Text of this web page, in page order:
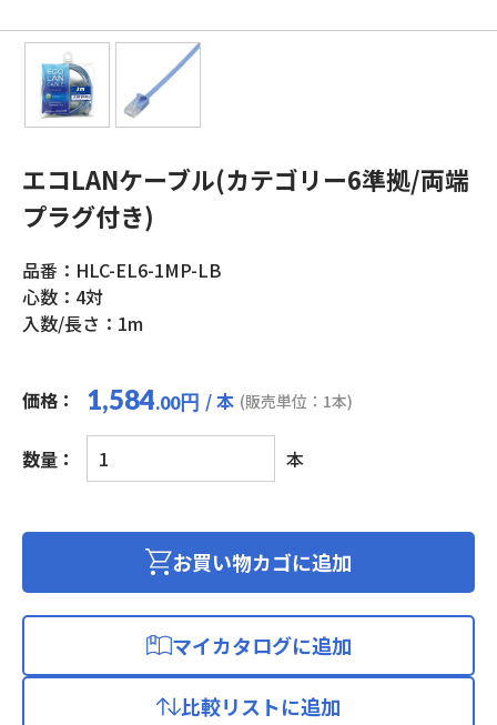
エコLANケーブル(カテゴリー6準拠/両端
プラグ付き)
品番：HLC-EL6-1MP-LB
心数：4対
入数/長さ：1m
価格： 1,584.00円 / 本 (販売単位：1本)
数量：
エ
コ
ケ
ゴ
本
お買い物カゴに追加
マイカタログに追加
比較リストに追加